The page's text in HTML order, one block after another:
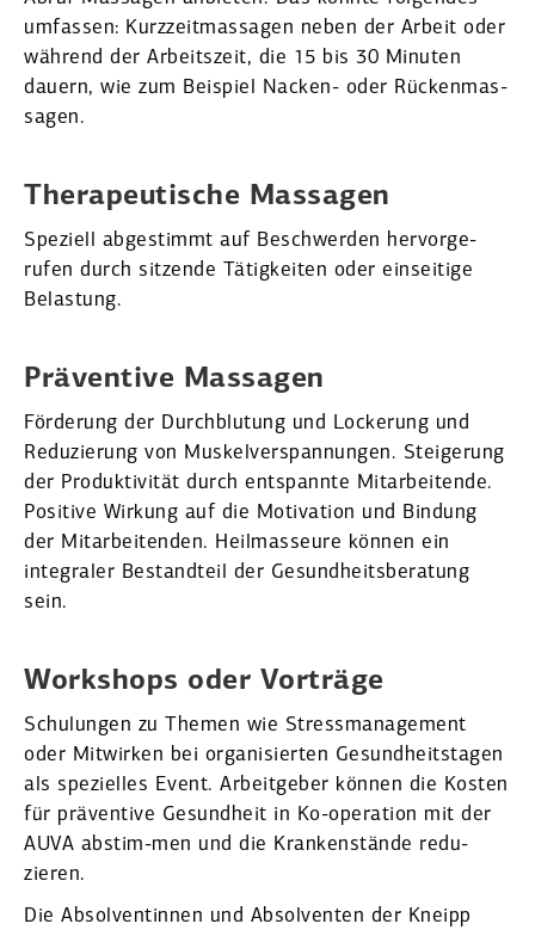
umfassen: Kurzzeit­mas­sagen neben der Arbeit oder
während der Arbeitszeit, die 15 bis 30 Minuten
dauern, wie zum Beispiel ­Nacken- oder Rücken­mas­
sagen.
Thera­peu­tische Massagen
Speziell abgestimmt auf Beschwerden hervor­ge­
rufen durch sitzende Tätig­keiten oder einseitige
Belastung.
Präventive Massagen
Förderung der Durch­blutung und Lockerung und
Reduzierung von Muskel­ver­span­nungen. Steigerung
der Produk­ti­vität durch entspannte Mitar­bei­tende.
Positive Wirkung auf die Motivation und Bindung
der Mitar­bei­tenden. Heilmas­seure können ein
integraler Bestandteil der Gesund­heits­be­ratung
sein.
Workshops oder Vorträge
Schulungen zu Themen wie Stress­ma­nagement
oder Mitwirken bei organi­sierten Gesund­heits­tagen
als spezi­elles Event. Arbeit­geber können die Kosten
für präventive Gesundheit in Ko-operation mit der
AUVA abstim-men und die Kranken­stände redu-
zieren.
Die Absol­ven­tinnen und Absol­venten der Kneipp